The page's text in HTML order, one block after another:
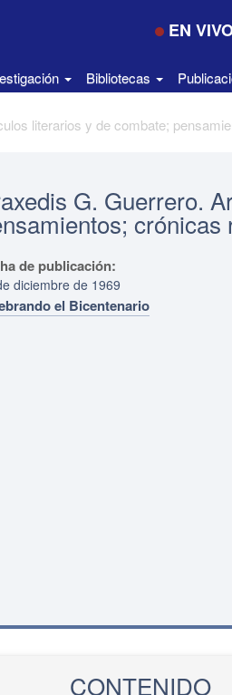
EN
Bibliotecas
G. Guerrero.
crónicas
de publicación:
diciembre de 1969
el Bicentenario
CONTENIDO